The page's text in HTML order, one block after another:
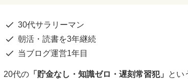
30代サラリーマン
朝活・読書を3年継続
当ブログ運営1年目
20代の 「貯金なし・知識ゼロ・遅刻常習犯」
とい